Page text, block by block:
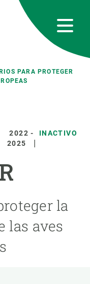
PARA PROTEGER
2022 -
2025
INACTIVO
la
las aves